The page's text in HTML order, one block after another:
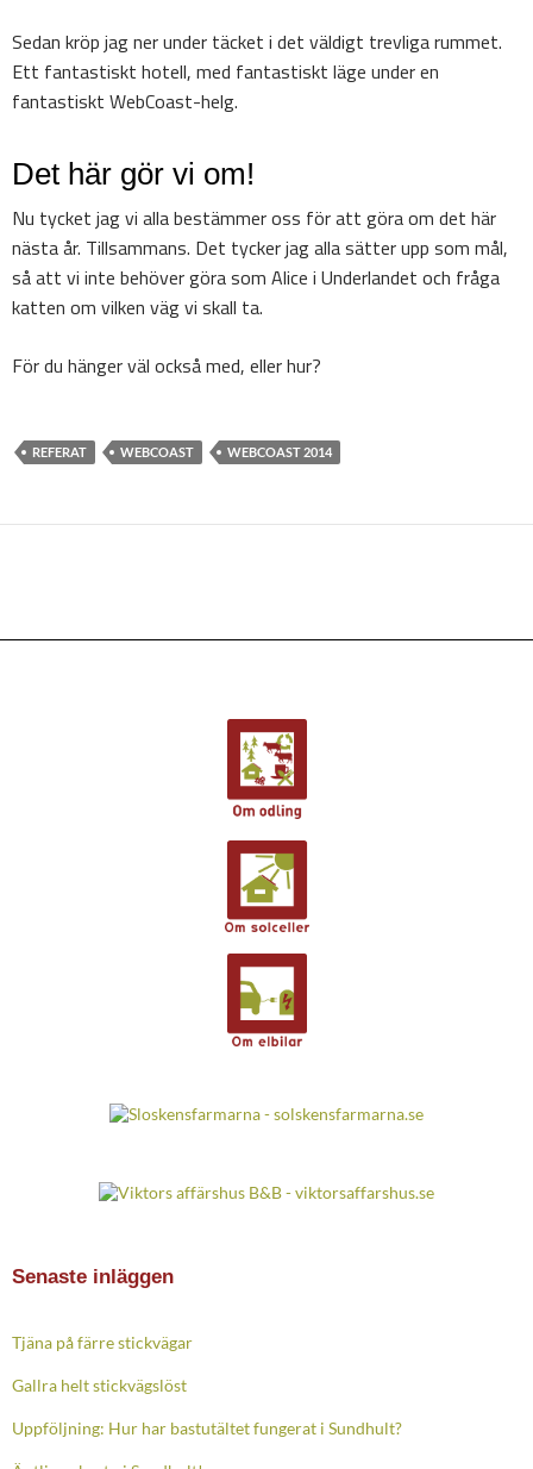
Sedan kröp jag ner under täcket i det väldigt trevliga rummet.
Ett fantastiskt hotell, med fantastiskt läge under en
fantastiskt WebCoast-helg.
Det här gör vi om!
Nu tycket jag vi alla bestämmer oss för att göra om det här
nästa år. Tillsammans. Det tycker jag alla sätter upp som mål,
så att vi inte behöver göra som Alice i Underlandet och fråga
katten om vilken väg vi skall ta.
För du hänger väl också med, eller hur?
REFERAT WEBCOAST WEBCOAST 2014
Senaste inläggen
Tjäna på färre stickvägar
Gallra helt stickvägslöst
Uppföljning: Hur har bastutältet fungerat i Sundhult?